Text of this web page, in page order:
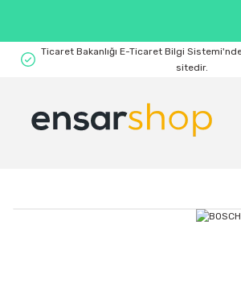
Ticaret Bakanlığı E-Ticaret Bilgi
sitedir.